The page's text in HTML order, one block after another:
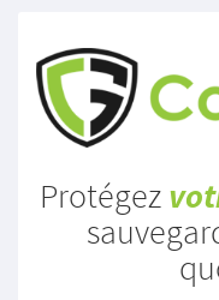
Protégez